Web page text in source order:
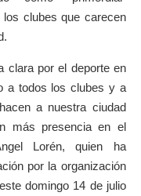
clubes que carecen
clara por el deporte en
a todos los clubes y a
a nuestra ciudad
más presencia en el
Lorén, quien ha
por la organización
domingo 14 de julio